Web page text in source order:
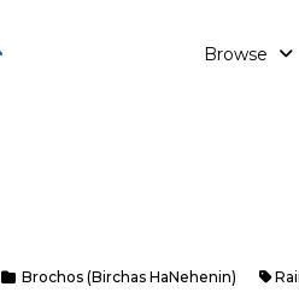
Browse
Brochos (Birchas HaNehenin)